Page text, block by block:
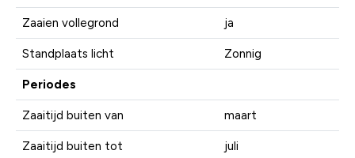
Zaaien vollegrond ja
Standplaats licht Zonnig
Periodes
Zaaitijd buiten van maart
Zaaitijd buiten tot juli